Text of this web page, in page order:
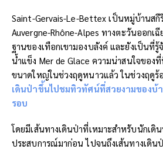
Saint-Gervais-Le-Bettex เป็นหมู่บ้านส
Auvergne-Rhône-Alpes ทางตะวันออกเ
ฐานของเทือกเขามองบลังค์ และยังเป็นที่รู้
น้ำแข็ง Mer de Glace ความน่าสนใจของ
ขนาดใหญ่ในช่วงฤดูหนาวแล้ว ในช่วงฤดูร้
เดินป่าขึ้นไปชมทิวทัศน์ที่สวยงามของบ้
รอบ
โดยมีเส้นทางเดินป่าที่เหมาะสำหรับนักเดิ
ประสบการณ์มาก่อน ไปจนถึงเส้นทางเดิน